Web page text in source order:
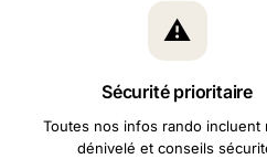
⚠️
Sécurité prioritaire
Toutes nos infos rando incluent
dénivelé et conseils